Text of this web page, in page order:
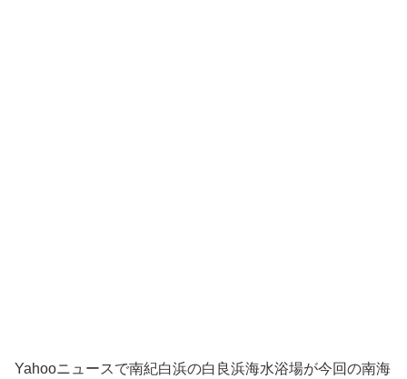
Yahooニュースで南紀白浜の白良浜海水浴場が今回の南海